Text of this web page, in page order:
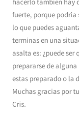
fuerte, porque podria
lo que puedes
terminas en una
asalta es: ¿puede ser
prepararse de alguna
estas preparado o la
Muchas gracias por
Cris.